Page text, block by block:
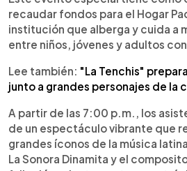
recaudar fondos para el Hogar
institución que alberga y cuida a
entre niños, jóvenes y adultos
Lee también: "La Tenchis"
junto a grandes personajes de la
A partir de las 7:00 p.m., los
de un espectáculo vibrante que
grandes íconos de la música
La Sonora Dinamita y el